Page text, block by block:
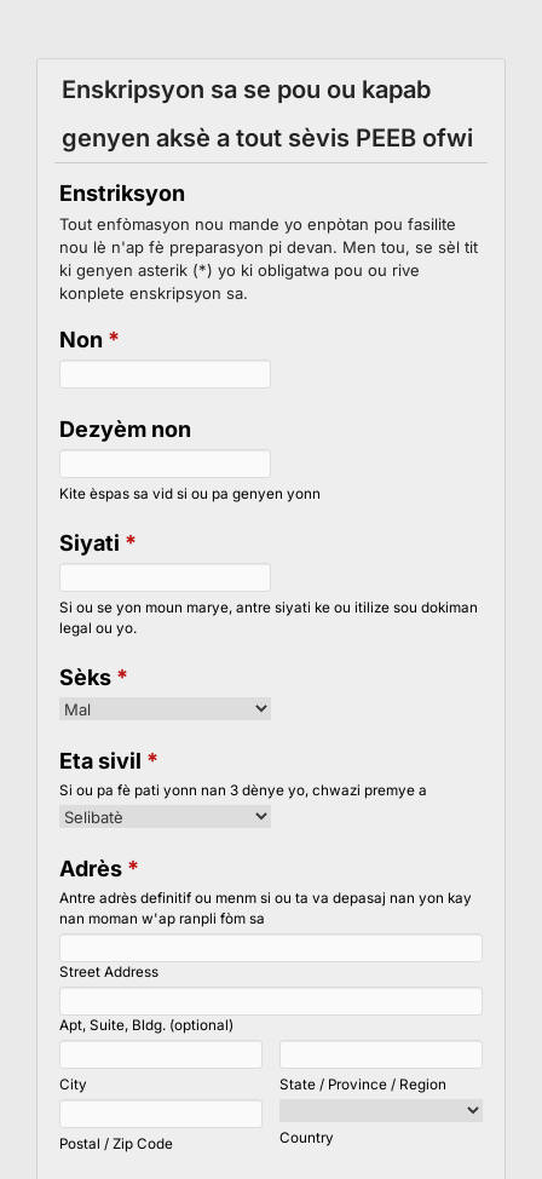
Enskripsyon sa se pou ou kapab
genyen aksè a tout sèvis PEEB ofwi
Enstriksyon
Tout enfòmasyon nou mande yo enpòtan pou fasilite
nou lè n'ap fè preparasyon pi devan. Men tou, se sèl tit
ki genyen asterik (*) yo ki obligatwa pou ou rive
konplete enskripsyon sa.
Non *
Dezyèm non
Kite èspas sa vid si ou pa genyen yonn
Siyati *
Si ou se yon moun marye, antre siyati ke ou itilize sou dokiman
legal ou yo.
Sèks *
Eta sivil *
Si ou pa fè pati yonn nan 3 dènye yo, chwazi premye a
Adrès *
Antre adrès definitif ou menm si ou ta va depasaj nan yon kay
nan moman w'ap ranpli fòm sa
Street Address
Apt, Suite, Bldg. (optional)
City State / Province / Region
Postal / Zip Code Country